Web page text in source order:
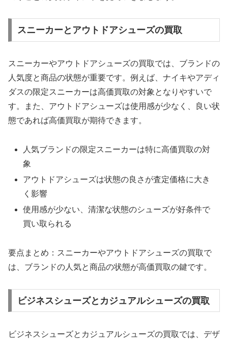
スニーカーとアウトドアシューズの買取
スニーカーやアウトドアシューズの買取では、ブランドの
人気度と商品の状態が重要です。例えば、ナイキやアディ
ダスの限定スニーカーは高価買取の対象となりやすいで
す。また、アウトドアシューズは使用感が少なく、良い状
態であれば高価買取が期待できます。
人気ブランドの限定スニーカーは特に高価買取の対
象
アウトドアシューズは状態の良さが査定価格に大き
く影響
使用感が少ない、清潔な状態のシューズが好条件で
買い取られる
要点まとめ：スニーカーやアウトドアシューズの買取で
は、ブランドの人気と商品の状態が高価買取の鍵です。
ビジネスシューズとカジュアルシューズの買取
ビジネスシューズとカジュアルシューズの買取では、デザ